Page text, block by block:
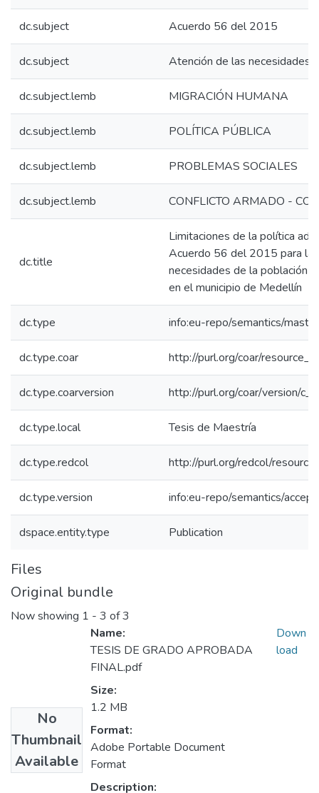
dc.subject Acuerdo 56 del 2015
dc.subject Atención de las necesidades
dc.subject.lemb MIGRACIÓN HUMANA
dc.subject.lemb POLÍTICA PÚBLICA
dc.subject.lemb PROBLEMAS SOCIALES
dc.subject.lemb CONFLICTO ARMADO -
dc.title
Limitaciones de la política
Acuerdo 56 del 2015 para la
necesidades de la población
en el municipio de Medellín
dc.type info:eu-repo/semantics/
dc.type.coar http://purl.org/coar/
dc.type.coarversion http://purl.org/coar/version/
dc.type.local Tesis de Maestría
dc.type.redcol http://purl.org/redcol/
dc.type.version info:eu-repo/semantics/
dspace.entity.type Publication
Files
Original bundle
Now showing 1 - 3 of 3
No
Thumbnail
Available
Name:
TESIS DE GRADO APROBADA
FINAL.pdf
Size:
1.2 MB
Format:
Adobe Portable Document
Format
Description:
Down
load